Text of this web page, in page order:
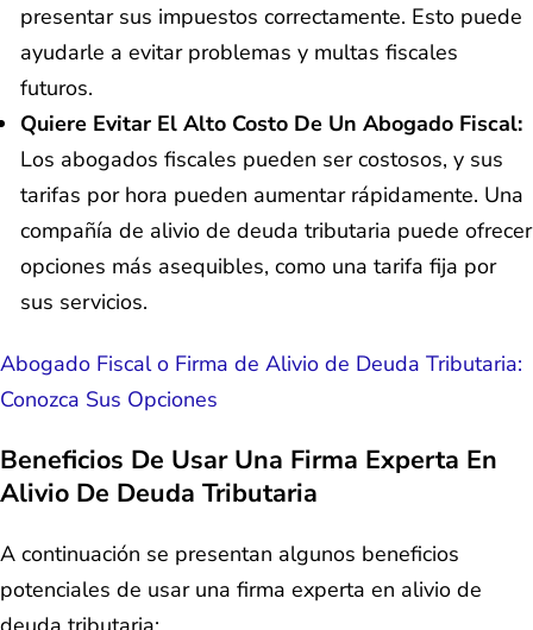
presentar sus impuestos correctamente. Esto puede
ayudarle a evitar problemas y multas fiscales
futuros.
Quiere Evitar El Alto Costo De Un Abogado Fiscal:
Los abogados fiscales pueden ser costosos, y sus
tarifas por hora pueden aumentar rápidamente. Una
compañía de alivio de deuda tributaria puede ofrecer
opciones más asequibles, como una tarifa fija por
sus servicios.
Abogado Fiscal o Firma de Alivio de Deuda Tributaria:
Conozca Sus Opciones
Beneficios De Usar Una Firma Experta En
Alivio De Deuda Tributaria
A continuación se presentan algunos beneficios
potenciales de usar una firma experta en alivio de